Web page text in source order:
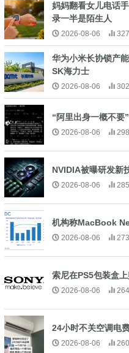
妈妈翻看女儿电话
录一半是陌生人
2026-08-06 327
华为小米长协锁产
SK海力士
2026-08-06 302
“阿里出身一概不要
2026-08-06 298
NVIDIA被曝研发新
2026-08-06 285
机构称MacBook
2026-08-06 273
索尼在PS5包装盒
2026-08-06 264
24小时不关空调电
2026-08-06 260